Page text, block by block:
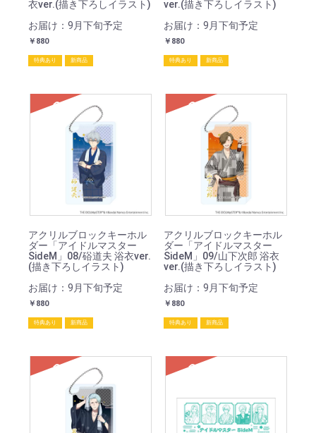
衣ver.(描き下ろしイラスト)
お届け：9月下旬予定
￥880
特典あり 新商品
ver.(描き下ろしイラスト)
お届け：9月下旬予定
￥880
特典あり 新商品
SOLD
アクリルブロックキーホル
ダー「アイドルマスター
SideM」08/硲道夫 浴衣ver.
(描き下ろしイラスト)
お届け：9月下旬予定
￥880
特典あり 新商品
SOLD
アクリルブロックキーホル
ダー「アイドルマスター
SideM」09/山下次郎 浴衣
ver.(描き下ろしイラスト)
お届け：9月下旬予定
￥880
特典あり 新商品
SOLD SOLD